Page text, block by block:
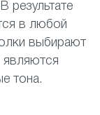
результате
в любой
выбирают
являются
тона.